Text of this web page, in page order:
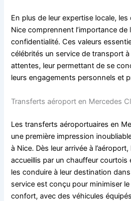
En plus de leur expertise locale,
Nice comprennent l’importance de
confidentialité. Ces valeurs
célébrités un service de transport à
attentes, leur permettant de se
leurs engagements personnels et
Transferts aéroport en Mercedes
Les transferts aéroportuaires en
une première impression
à Nice. Dès leur arrivée à
accueillis par un chauffeur
les conduire à leur destination
service est conçu pour minimiser
confort, avec des véhicules